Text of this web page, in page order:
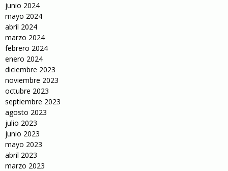
junio 2024
mayo 2024
abril 2024
marzo 2024
febrero 2024
enero 2024
diciembre 2023
noviembre 2023
octubre 2023
septiembre 2023
agosto 2023
julio 2023
junio 2023
mayo 2023
abril 2023
marzo 2023